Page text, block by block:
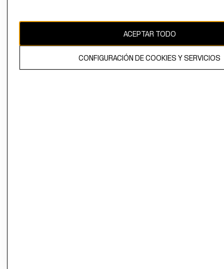
El contenido de esta página web está protegido por copyright y es
propiedad de H&M Hennes & Mauritz AB.
ACEPTAR TODO
CONFIGURACIÓN DE COOKIES Y SERVICIOS